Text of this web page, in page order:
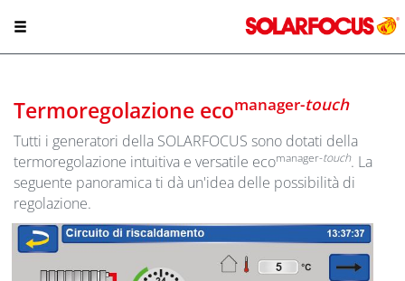
Termoregolazione ecomanager-touch
Tutti i generatori della SOLARFOCUS sono dotati della
termoregolazione intuitiva e versatile ecomanager-touch. La
seguente panoramica ti dà un'idea delle possibilità di
regolazione.